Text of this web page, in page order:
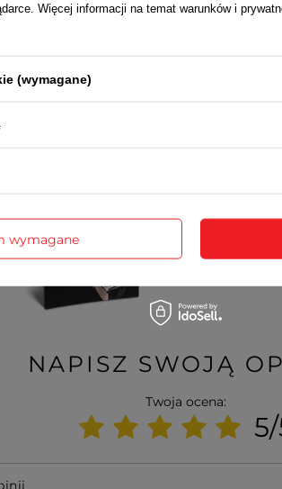
NAPISZ SWOJĄ
Twoja ocena:
Więcej informacji na temat warunków i
(wymagane)
wymagane